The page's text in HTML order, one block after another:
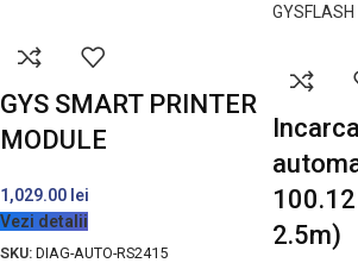
GYS SMART PRINTER
MODULE
1,029.00 lei
Vezi detalii
SKU: DIAG-AUTO-RS2415
2.5m)